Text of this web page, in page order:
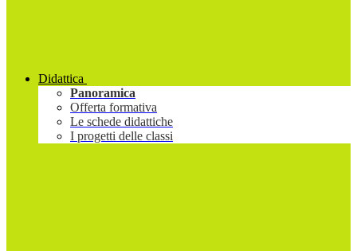
Didattica
Panoramica
Offerta formativa
Le schede didattiche
I progetti delle classi